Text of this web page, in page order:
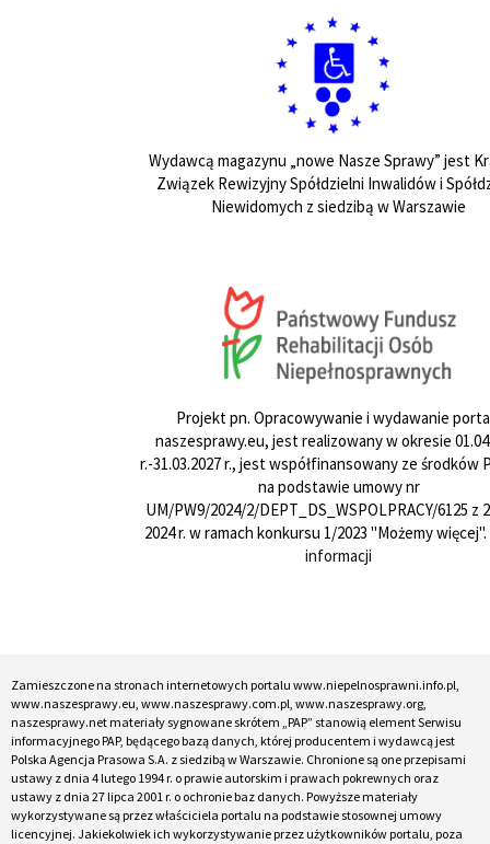
Wydawcą magazynu „nowe Nasze Sprawy” jest
Związek Rewizyjny Spółdzielni Inwalidów i
Niewidomych z siedzibą w Warszawie
Projekt pn. Opracowywanie i wydawanie
naszesprawy.eu, jest realizowany w okresie
r.-31.03.2027 r., jest współfinansowany ze środków
na podstawie umowy nr
UM/PW9/2024/2/DEPT_DS_WSPOLPRACY/6125 z
2024 r. w ramach konkursu 1/2023 "Możemy więcej".
informacji
Zamieszczone na stronach internetowych portalu www.niepelnosprawni.info.pl,
www.naszesprawy.eu, www.naszesprawy.com.pl, www.naszesprawy.org,
naszesprawy.net materiały sygnowane skrótem „PAP” stanowią element Serwisu
informacyjnego PAP, będącego bazą danych, której producentem i wydawcą jest
Polska Agencja Prasowa S.A. z siedzibą w Warszawie. Chronione są one przepisami
ustawy z dnia 4 lutego 1994 r. o prawie autorskim i prawach pokrewnych oraz
ustawy z dnia 27 lipca 2001 r. o ochronie baz danych. Powyższe materiały
wykorzystywane są przez właściciela portalu na podstawie stosownej umowy
licencyjnej. Jakiekolwiek ich wykorzystywanie przez użytkowników portalu, poza